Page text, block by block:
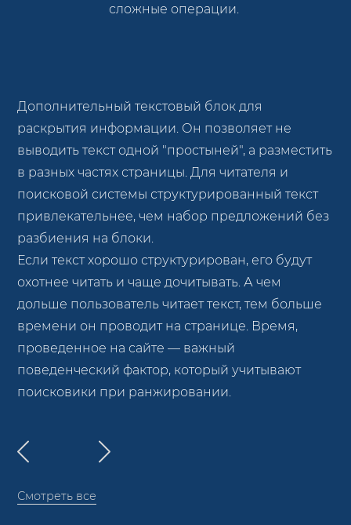
сложные операции.
Дополнительный текстовый блок для
раскрытия информации. Он позволяет не
выводить текст одной "простыней", а разместить
в разных частях страницы. Для читателя и
поисковой системы структурированный текст
привлекательнее, чем набор предложений без
разбиения на блоки.
Если текст хорошо структурирован, его будут
охотнее читать и чаще дочитывать. А чем
дольше пользователь читает текст, тем больше
времени он проводит на странице. Время,
проведенное на сайте — важный
поведенческий фактор, который учитывают
поисковики при ранжировании.
Смотреть все